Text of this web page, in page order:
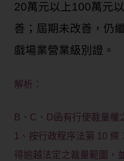
20萬元以上100萬元
善；屆期未改善，仍
戲場業營業級別證。
解析：
B、C、D函有行使裁量權
1、按行政程序法第 10 條
得逾越法定之裁量範圍，